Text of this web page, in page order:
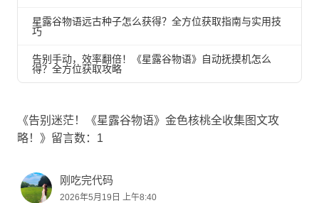
星露谷物语远古种子怎么获得？全方位获取指南与实用技
巧
告别手动，效率翻倍！《星露谷物语》自动抚摸机怎么
得？全方位获取攻略
《告别迷茫！《星露谷物语》金色核桃全收集图文攻
略！》留言数：1
刚吃完代码
2026年5月19日 上午8:40